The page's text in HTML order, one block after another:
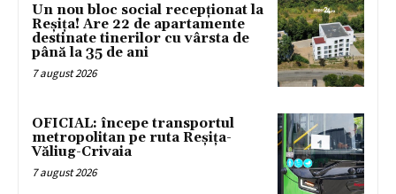
Un nou bloc social recepționat la
Reșița! Are 22 de apartamente
destinate tinerilor cu vârsta de
până la 35 de ani
7 august 2026
OFICIAL: începe transportul
metropolitan pe ruta Reșița-
Văliug-Crivaia
7 august 2026